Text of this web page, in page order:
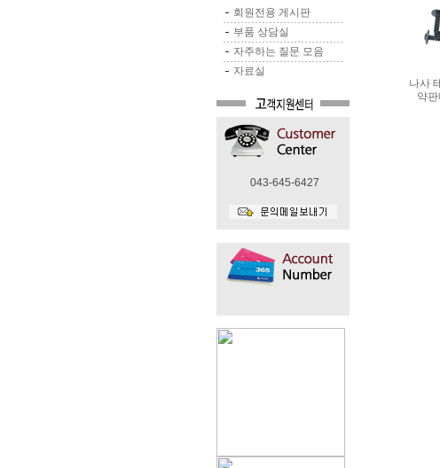
회원전용 게시판
부품 상담실
자주하는 질문 모음
자료실
043-645-6427
나사
약판